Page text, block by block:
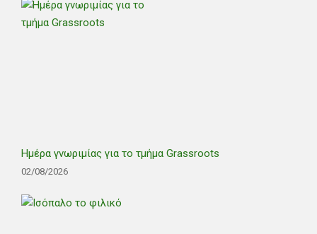
Ημέρα γνωριμίας για το τμήμα Grassroots
02/08/2026